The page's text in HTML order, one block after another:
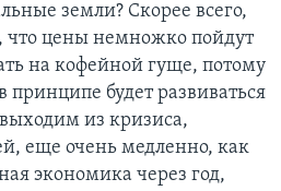
земли? Скорее всего,
цены немножко пойдут
на кофейной гуще, потому
будет развиваться
из кризиса,
еще очень медленно, как
экономика через год,